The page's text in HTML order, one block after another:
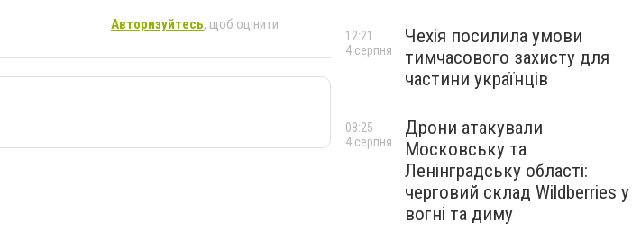
Авторизуйтесь, щоб оцінити
Чехія посилила умови
тимчасового захисту для
частини українців
12:21
4 серпня
Дрони атакували
Московську та
Ленінградську області:
черговий склад Wildberries у
вогні та диму
08:25
4 серпня